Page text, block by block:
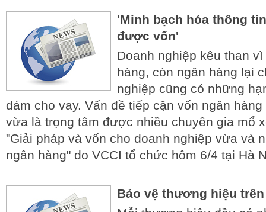
'Minh bạch hóa thông
được vốn'
Doanh nghiệp kêu than
hàng, còn ngân hàng lại
nghiệp cũng có những
dám cho vay. Vấn đề tiếp cận vốn ngân
vừa là trọng tâm được nhiều chuyên gia mổ
"Giải pháp và vốn cho doanh nghiệp vừa và
ngân hàng" do VCCI tổ chức hôm 6/4 tại Hà
Bảo vệ thương hiệu